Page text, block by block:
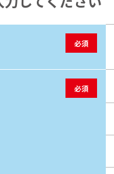
必須
必須